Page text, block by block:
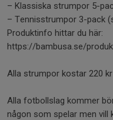
– Klassiska strumpor 5-
– Tennisstrumpor 3-pack
Produktinfo hittar du här:
https://bambusa.se/
Alla strumpor kostar 220
Alla fotbollslag kommer
någon som spelar men vill